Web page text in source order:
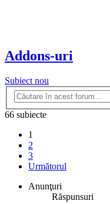
Addons-uri
Subiect nou
66 subiecte
1
2
3
Următorul
Anunţuri
Răspunsuri